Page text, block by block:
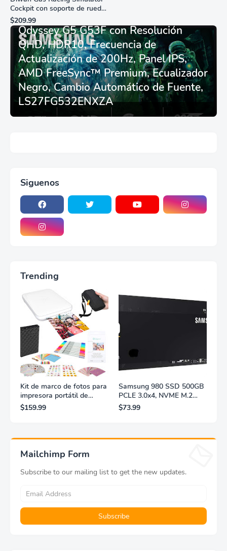
Cockpit con soporte de rueda
de carreras plegable y
asiento - Logitech
G29/920/923/27/25,
Thrustmaster
T248/X/T300RS/T150/458/TX
$209.99
Monitor Gamer SAMSUNG 27”
Odyssey G5 G53F con Resolución
QHD, HDR10, Frecuencia de
Actualización de 200Hz, Panel IPS,
AMD FreeSync™ Premium, Ecualizador
Negro, Cambio Automático de Fuente,
LS27FG532ENXZA
Siguenos
Trending
Kit de marco de fotos para
impresora portátil de
fotografías y vídeos
Lifeprint 3x4,5 (blanca)
$159.99
Samsung 980 SSD 500GB
PCLE 3.0x4, NVME M.2
2280, accionamiento sólido
interno, almacenamiento
tecnología HMB,
MZ-V8V500B/AM
$73.99
Mailchimp Form
Subscribe to our mailing list to get the new updates.